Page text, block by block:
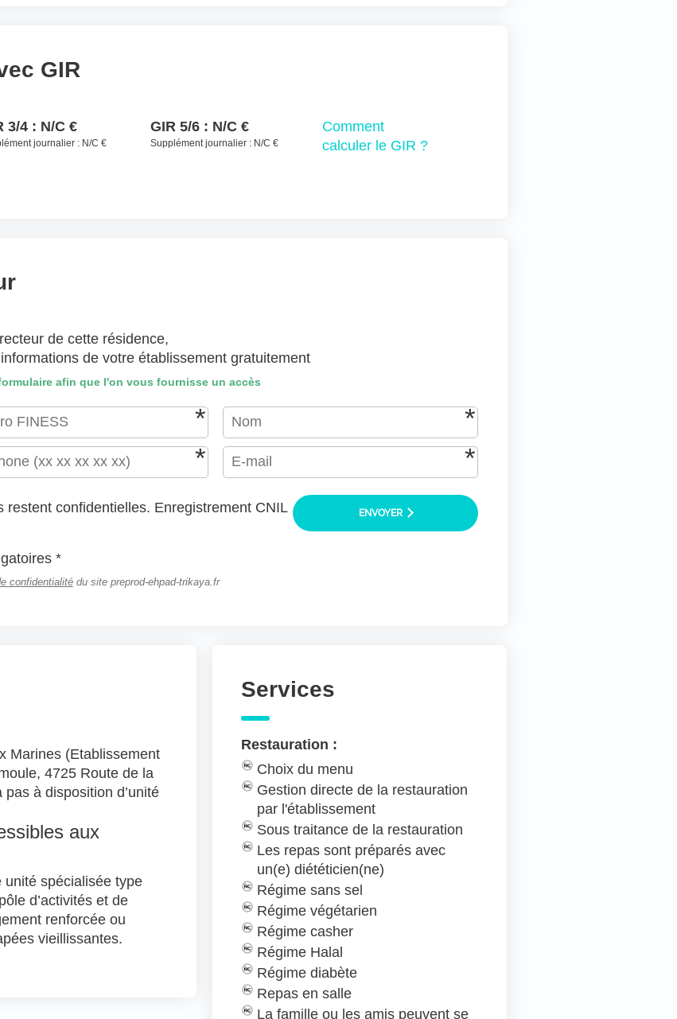
ENVOYER
GIR
3/4 : N/C €
journalier : N/C €
GIR 5/6 : N/C €
Supplément journalier : N/C €
Comment
calculer le GIR ?
de cette résidence,
de votre établissement gratuitement
afin que l'on vous fournisse un accès
ENVOYER
restent confidentielles. Enregistrement CNIL
*
confidentialitédu site preprod-ehpad-trikaya.fr
Marines (Etablissement
4725 Route de la
à disposition d’unité
aux
unité spécialisée type
d’activités et de
renforcée ou
vieillissantes.
Services
Restauration :
Choix du menu
Gestion directe de la restauration
par l'établissement
Sous traitance de la restauration
Les repas sont préparés avec
un(e) diététicien(ne)
Régime sans sel
Régime végétarien
Régime casher
Régime Halal
Régime diabète
Repas en salle
La famille ou les amis peuvent se